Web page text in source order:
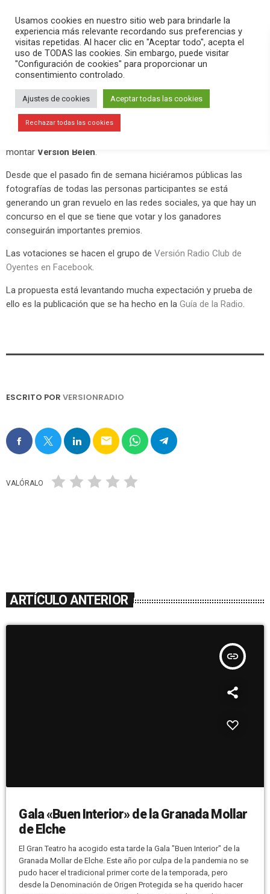
search menu pause PLAY
diciembre 16, 2020
La Guía de la Radio se hace eco de
Versión Belén
La Guía de la Radio, la web especializada en noticias de radio
montar Versión Belén
Desde que el pasado fin de semana hiciéramos públicas las
fotografías de todas las personas participantes se está
generando un gran revuelo en las redes sociales, ya que hay un
concurso en el que se tiene que votar y los ganadores
conseguirán importantes premios.
Las votaciones se hacen el grupo de Versión Radio Club de
Oyentes en Facebook
La propuesta está levantando mucha expectación y prueba de
ello es la publicación que se ha hecho en la Guía de la Radio
ESCRITO POR VERSIONRADIO
email
VALÓRALO
ARTÍCULO ANTERIOR
insert_link
Gala «Buen Interior» de la Granada Mollar
de Elche
El Gran Teatro ha acogido esta tarde la Gala "Buen Interior" de la
Granada Mollar de Elche. Este año por culpa de la pandemia no se
pudo hacer el tradicional primer corte de la temporada, pero
desde la Denominación de Origen Protegida se ha querido hacer
Usamos cookies en nuestro sitio web para brindarle la
experiencia más relevante recordando sus preferencias y
visitas repetidas. Al hacer clic en "Aceptar todo", acepta el
uso de TODAS las cookies. Sin embargo, puede visitar
"Configuración de cookies" para proporcionar un
consentimiento controlado.
Ajustes de cookies Aceptar todas las cookies
Rechazar todas las cookies